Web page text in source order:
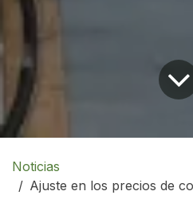
Noticias
Ajuste en los precios de